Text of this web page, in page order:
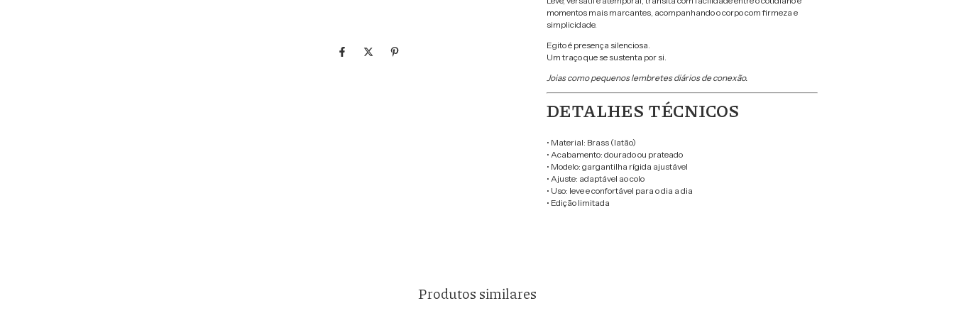
momentos mais marcantes, acompanhando o corpo com firmeza e
simplicidade.
Egito é presença silenciosa.
Um traço que se sustenta por si.
Joias como pequenos lembretes diários de conexão.
DETALHES TÉCNICOS
• Material: Brass (latão)
• Acabamento: dourado ou prateado
• Modelo: gargantilha rígida ajustável
• Ajuste: adaptável ao colo
• Uso: leve e confortável para o dia a dia
• Edição limitada
Produtos similares